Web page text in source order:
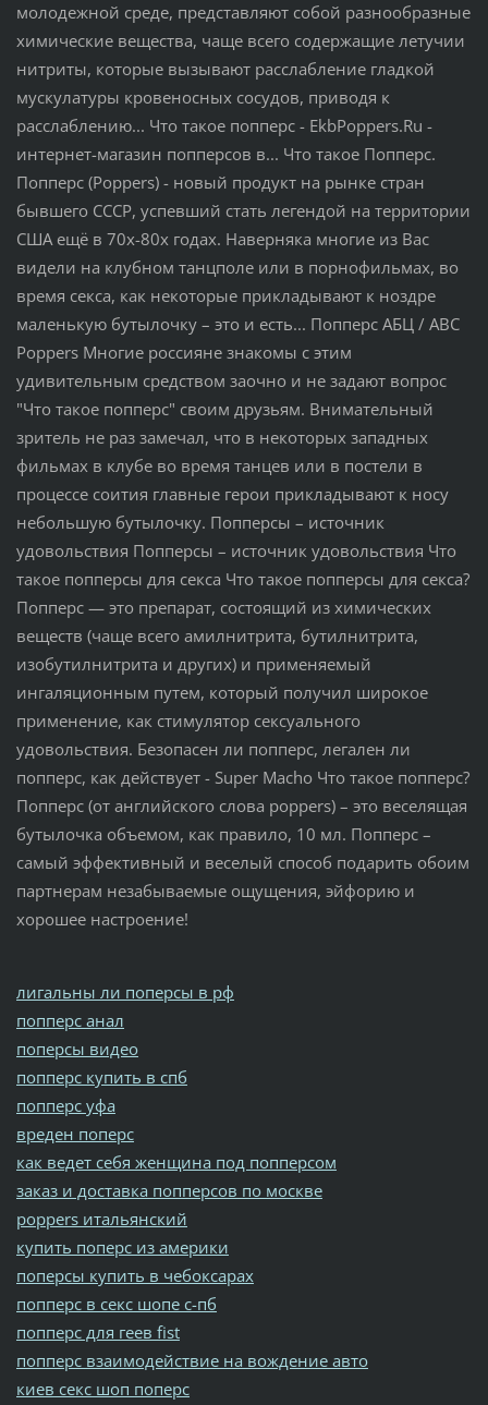
молодежной среде, представляют собой разнообразные
химические вещества, чаще всего содержащие летучии
нитриты, которые вызывают расслабление гладкой
мускулатуры кровеносных сосудов, приводя к
расслаблению... Что такое попперс - EkbPoppers.Ru -
интернет-магазин попперсов в... Что такое Попперс.
Попперс (Poppers) - новый продукт на рынке стран
бывшего СССР, успевший стать легендой на территории
США ещё в 70х-80х годах. Наверняка многие из Вас
видели на клубном танцполе или в порнофильмах, во
время секса, как некоторые прикладывают к ноздре
маленькую бутылочку – это и есть... Попперс АБЦ / ABC
Poppers Многие россияне знакомы с этим
удивительным средством заочно и не задают вопрос
"Что такое попперс" своим друзьям. Внимательный
зритель не раз замечал, что в некоторых западных
фильмах в клубе во время танцев или в постели в
процессе соития главные герои прикладывают к носу
небольшую бутылочку. Попперсы – источник
удовольствия Попперсы – источник удовольствия Что
такое попперсы для секса Что такое попперсы для секса?
Попперс — это препарат, состоящий из химических
веществ (чаще всего амилнитрита, бутилнитрита,
изобутилнитрита и других) и применяемый
ингаляционным путем, который получил широкое
применение, как стимулятор сексуального
удовольствия. Безопасен ли попперс, легален ли
попперс, как действует - Super Macho Что такое попперс?
Попперс (от английского слова poppers) – это веселящая
бутылочка объемом, как правило, 10 мл. Попперс –
самый эффективный и веселый способ подарить обоим
партнерам незабываемые ощущения, эйфорию и
хорошее настроение!
лигальны ли поперсы в рф
попперс анал
поперсы видео
попперс купить в спб
попперс уфа
вреден поперс
как ведет себя женщина под попперсом
заказ и доставка попперсов по москве
poppers итальянский
купить поперс из америки
поперсы купить в чебоксарах
попперс в секс шопе с-пб
попперс для геев fist
попперс взаимодействие на вождение авто
киев секс шоп поперс